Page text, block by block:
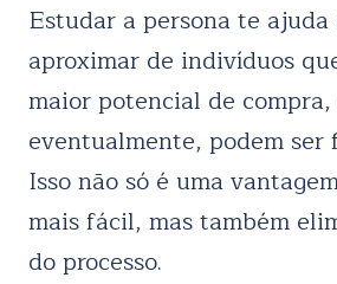
Estudar a persona te ajuda
aproximar de indivíduos
maior potencial de compra,
eventualmente, podem ser
Isso não só é uma
mais fácil, mas também
do processo.